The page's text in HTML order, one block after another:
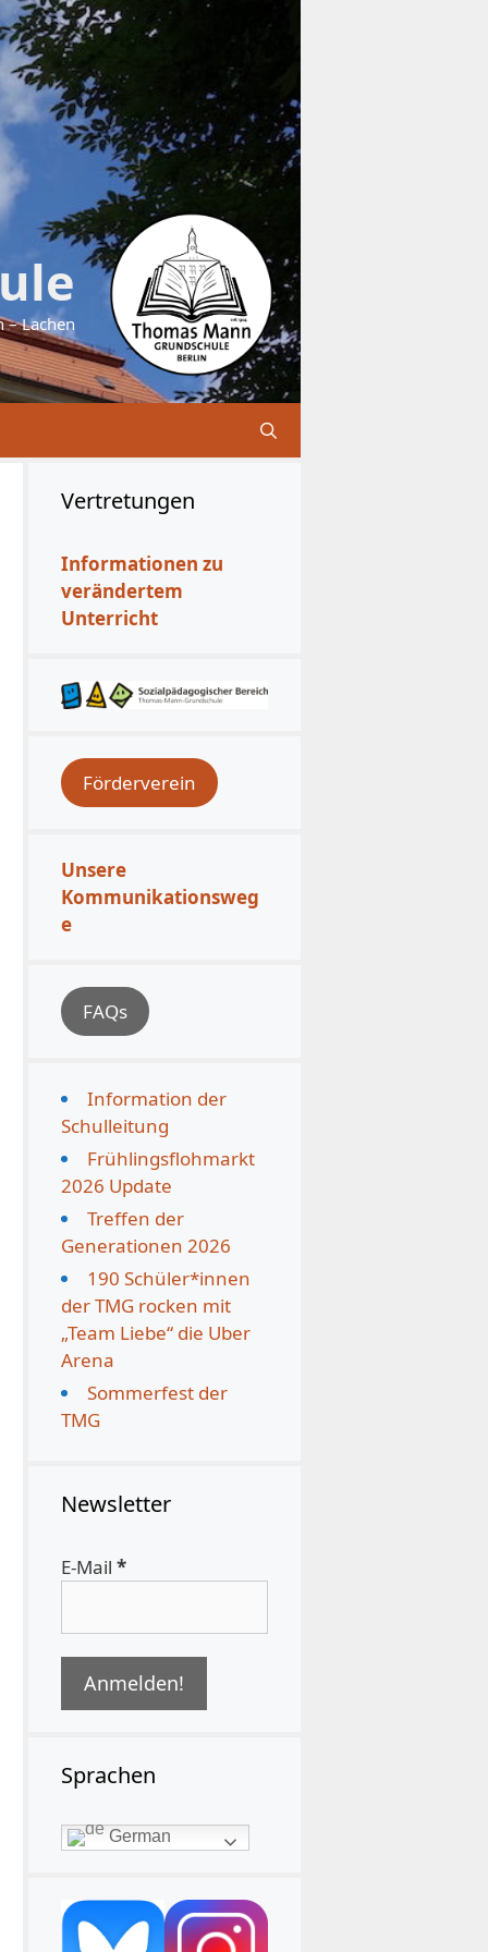
– Lachen
Vertretungen
Informationen zu
verändertem
Unterricht
Förderverein
Unsere
Kommunikationsweg
e
FAQs
Information der
Schulleitung
Frühlingsflohmarkt
2026 Update
Treffen der
Generationen 2026
190 Schüler*innen
der TMG rocken mit
„Team Liebe“ die Uber
Arena
Sommerfest der
TMG
Newsletter
E-Mail *
Sprachen
German